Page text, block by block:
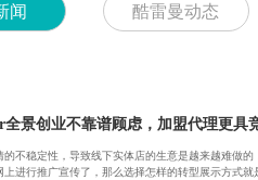
闻 酷雷曼动态
全景创业不靠谱顾虑，加盟代理更具
的不稳定性，导致线下实体店的生意是越来越难做
上进行推广宣传了，那么选择怎样的转型展示方式就